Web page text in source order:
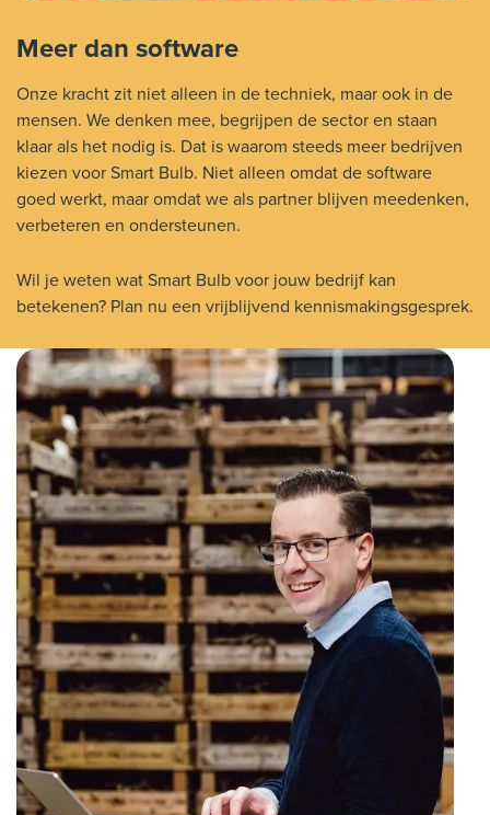
Meer dan software
Onze kracht zit niet alleen in de techniek, maar ook in de
mensen. We denken mee, begrijpen de sector en staan
klaar als het nodig is. Dat is waarom steeds meer bedrijven
kiezen voor Smart Bulb. Niet alleen omdat de software
goed werkt, maar omdat we als partner blijven meedenken,
verbeteren en ondersteunen.
Wil je weten wat Smart Bulb voor jouw bedrijf kan
betekenen? Plan nu een vrijblijvend kennismakingsgesprek.